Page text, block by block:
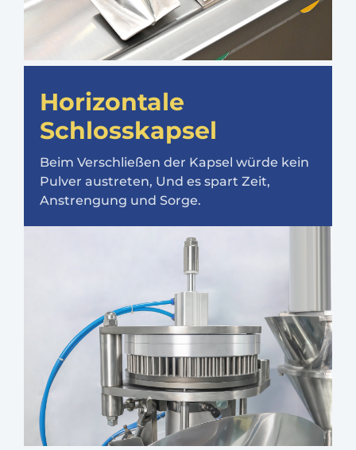
Horizontale
Schlosskapsel
Beim Verschließen der Kapsel würde kein
Pulver austreten, Und es spart Zeit,
Anstrengung und Sorge.